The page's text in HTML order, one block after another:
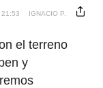
IGNACIO P.
el terreno
y